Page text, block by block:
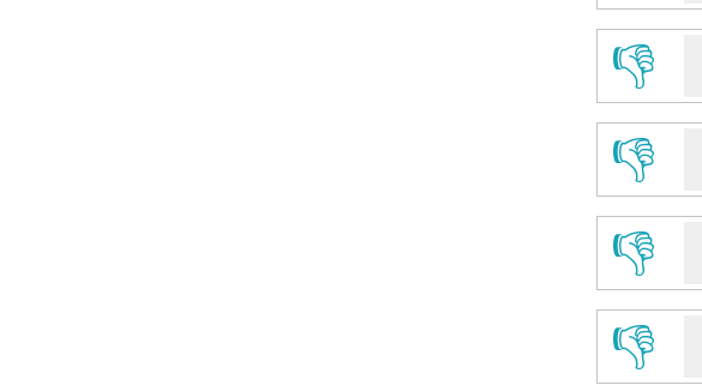
👎
👎
👎
👎